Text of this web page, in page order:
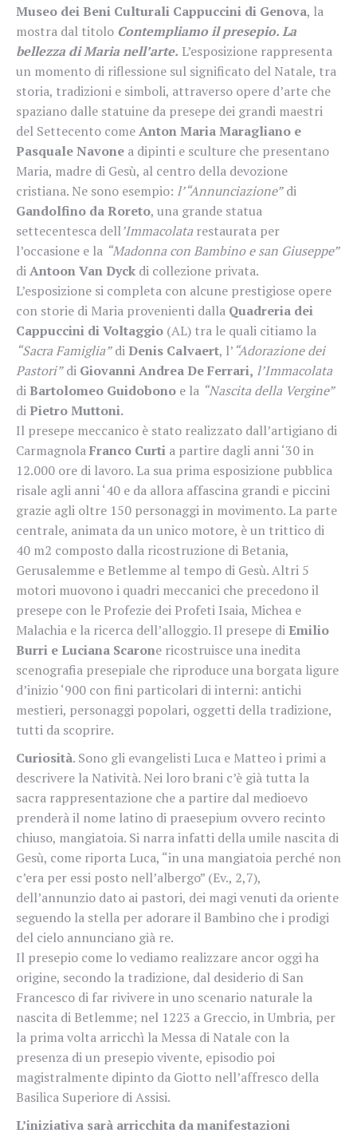
Museo dei Beni Culturali Cappuccini di Genova, la
mostra dal titolo Contempliamo il presepio. La
bellezza di Maria nell’arte. L’esposizione rappresenta
un momento di riflessione sul significato del Natale, tra
storia, tradizioni e simboli, attraverso opere d’arte che
spaziano dalle statuine da presepe dei grandi maestri
del Settecento comeAnton Maria Maragliano e
Pasquale Navone a dipinti e sculture che presentano
Maria, madre di Gesù, al centro della devozione
cristiana. Ne sono esempio: l’“Annunciazione”di
Gandolfino da Roreto, una grande statua
settecentesca dell’Immacolata restaurata per
l’occasione e la “Madonna con Bambino e san Giuseppe”
diAntoon Van Dyck di collezione privata.
L’esposizione si completa con alcune prestigiose opere
con storie di Maria provenienti dalla Quadreria dei
Cappuccini di Voltaggio (AL) tra le quali citiamo la
“Sacra Famiglia”diDenis Calvaert, l’ “Adorazione dei
Pastori”di Giovanni Andrea De Ferrari, l’Immacolata
diBartolomeo Guidobono e la “Nascita della Vergine”
diPietro Muttoni.
Il presepe meccanico è stato realizzato dall’artigiano di
CarmagnolaFranco Curti a partire dagli anni ‘30 in
12.000 ore di lavoro. La sua prima esposizione pubblica
risale agli anni ‘40 e da allora affascina grandi e piccini
grazie agli oltre 150 personaggi in movimento. La parte
centrale, animata da un unico motore, è un trittico di
40 m2 composto dalla ricostruzione di Betania,
Gerusalemme e Betlemme al tempo di Gesù. Altri 5
motori muovono i quadri meccanici che precedono il
presepe con le Profezie dei Profeti Isaia, Michea e
Malachia e la ricerca dell’alloggio. Il presepe diEmilio
Burri e Luciana Scarone ricostruisce una inedita
scenografia presepiale che riproduce una borgata ligure
d’inizio ‘900 con fini particolari di interni: antichi
mestieri, personaggi popolari, oggetti della tradizione,
tutti da scoprire.
Curiosità. Sono gli evangelisti Luca e Matteo i primi a
descrivere la Natività. Nei loro brani c’è già tutta la
sacra rappresentazione che a partire dal medioevo
prenderà il nome latino di praesepium ovvero recinto
chiuso, mangiatoia. Si narra infatti della umile nascita di
Gesù, come riporta Luca, “in una mangiatoia perché non
c’era per essi posto nell’albergo” (Ev., 2,7),
dell’annunzio dato ai pastori, dei magi venuti da oriente
seguendo la stella per adorare il Bambino che i prodigi
del cielo annunciano già re.
Il presepio come lo vediamo realizzare ancor oggi ha
origine, secondo la tradizione, dal desiderio di San
Francesco di far rivivere in uno scenario naturale la
nascita di Betlemme; nel 1223 a Greccio, in Umbria, per
la prima volta arricchì la Messa di Natale con la
presenza di un presepio vivente, episodio poi
magistralmente dipinto da Giotto nell’affresco della
Basilica Superiore di Assisi.
L’iniziativa sarà arricchita da manifestazioni